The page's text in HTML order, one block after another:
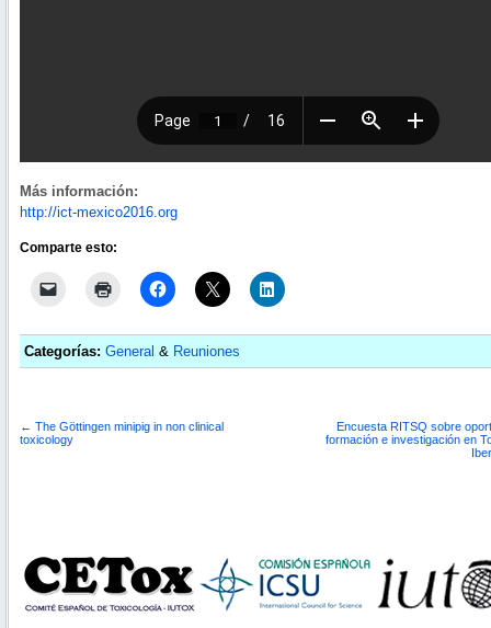
Más información:
http://ict-mexico2016.org
Comparte esto:
Categorías: General & Reuniones
← The Göttingen minipig in non clinical
toxicology
Encuesta RITSQ sobre
formación e investigación en